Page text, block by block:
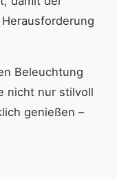
Beleuchtung
nicht nur stilvoll
genießen –